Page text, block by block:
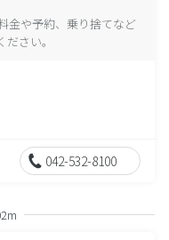
金や予約、乗り捨てなど
さい。
042-532-8100